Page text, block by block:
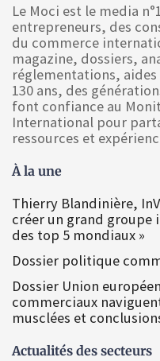
Le Moci est le media
entrepreneurs, des
du commerce
magazine, dossiers,
réglementations,
130 ans, des
font confiance au
International pour
ressources et
À la une
Thierry Blandinière,
créer un grand
des top 5 mondiaux »
Dossier politique
Dossier Union
commerciaux
musclées et
Actualités des secteurs